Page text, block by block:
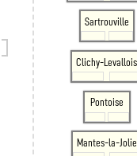
Sartrouville
Clichy-Levallois
Pontoise
Mantes-la-Jolie